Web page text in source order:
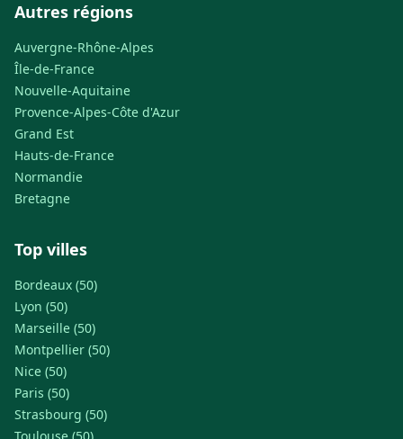
Autres régions
Auvergne-Rhône-Alpes
Île-de-France
Nouvelle-Aquitaine
Provence-Alpes-Côte d'Azur
Grand Est
Hauts-de-France
Normandie
Bretagne
Top villes
Bordeaux (50)
Lyon (50)
Marseille (50)
Montpellier (50)
Nice (50)
Paris (50)
Strasbourg (50)